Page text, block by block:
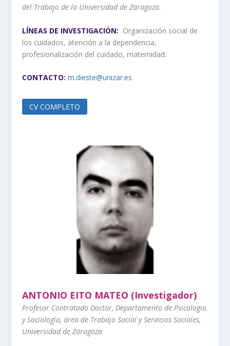
del Trabajo de la Universidad de Zaragoza.
LÍNEAS DE INVESTIGACIÓN: Organización social de
los cuidados, atención a la dependencia,
profesionalización del cuidado, maternidad.
CONTACTO: m.dieste@unizar.es
CV COMPLETO
ANTONIO EITO MATEO (Investigador)
Profesor Contratado Doctor, Departamento de Psicologia
y Sociología, área de Trabajo Social y Servicios Sociales,
Universidad de Zaragoza